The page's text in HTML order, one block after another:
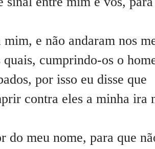
e não andaram nos
cumprindo-os o
por isso eu disse que
contra eles a minha ira
meu nome, para que